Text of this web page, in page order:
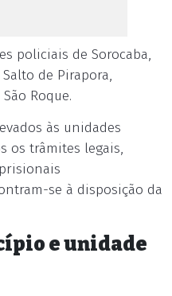
policiais de Sorocaba,
de Pirapora,
Roque.
às unidades
os trâmites legais,
se à disposição da
e unidade